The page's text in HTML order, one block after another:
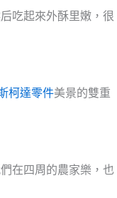
吃起來外酥里嫩，很
柯達零件美景的雙重
在四周的農家樂，也